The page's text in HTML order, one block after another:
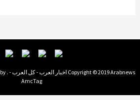
Copyright © 2019 Arabnews اخبار العرب - كل العرب - . All Rights Reserved. Designed by
AmcTag